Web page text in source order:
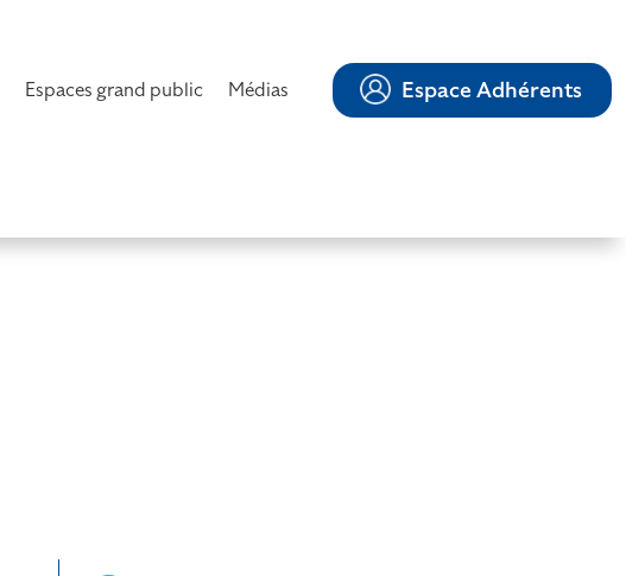
Espaces grand public Médias Espace Adhérents